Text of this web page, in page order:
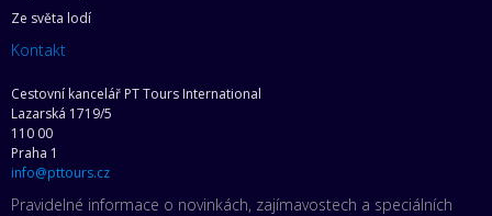
Ze světa lodí
Kontakt
Cestovní kancelář PT Tours International
Lazarská 1719/5
110 00
Praha 1
info@pttours.cz
Pravidelné informace o novinkách, zajímavostech a speciálních